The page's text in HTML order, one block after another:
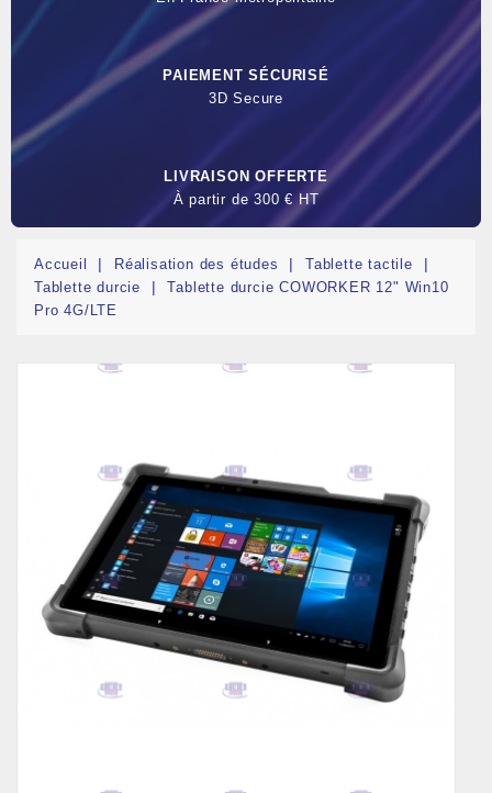
PAIEMENT SÉCURISÉ
3D Secure
LIVRAISON OFFERTE
À partir de 300 € HT
Accueil Réalisation des études
Tablette tactile
Tablette durcie
Tablette durcie COWORKER 12" Win10
Pro 4G/LTE